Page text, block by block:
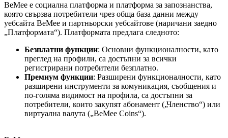
BeMee е социална платформа и платформа за запознанства,
която свързва потребители чрез обща база данни между
уебсайта BeMee и партньорски уебсайтове (наричани заедно
„Платформата“). Платформата предлага следното:
Безплатни функции: Основни функционалности, като
преглед на профили, са достъпни за всички
регистрирани потребители безплатно.
Премиум функции: Разширени функционалности, като
разширени инструменти за комуникация, съобщения и
по-голяма видимост на профила, са достъпни за
потребители, които закупят абонамент („Членство“) или
виртуална валута („BeMee Coins“).